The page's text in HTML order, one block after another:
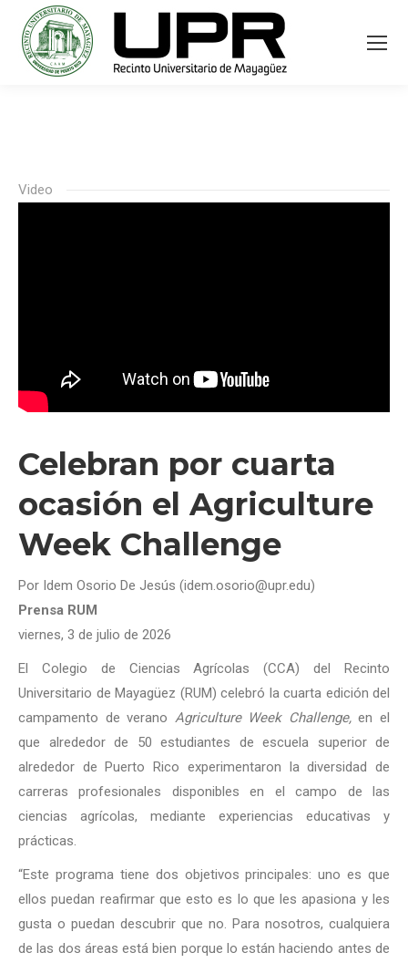
Video
Celebran por cuarta
ocasión el Agriculture
Week Challenge
Por Idem Osorio De Jesús (idem.osorio@upr.edu)
Prensa RUM
viernes, 3 de julio de 2026
El Colegio de Ciencias Agrícolas (CCA) del Recinto
Universitario de Mayagüez (RUM) celebró la cuarta edición del
campamento de verano Agriculture Week Challenge,en el
que alrededor de 50 estudiantes de escuela superior de
alrededor de Puerto Rico experimentaron la diversidad de
carreras profesionales disponibles en el campo de las
ciencias agrícolas, mediante experiencias educativas y
prácticas.
“Este programa tiene dos objetivos principales: uno es que
ellos puedan reafirmar que esto es lo que les apasiona y les
gusta o puedan descubrir que no. Para nosotros, cualquiera
de las dos áreas está bien porque lo están haciendo antes de